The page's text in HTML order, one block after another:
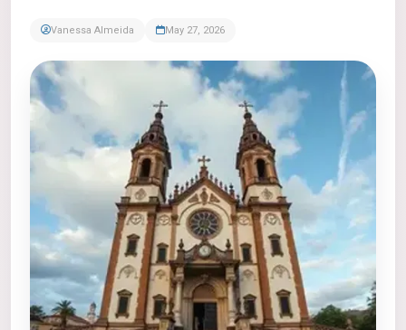
Vanessa Almeida May 27, 2026